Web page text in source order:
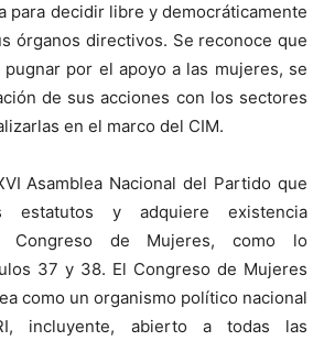
para decidir libre y democráticamente
órganos directivos. Se reconoce que
por el apoyo a las mujeres, se
de sus acciones con los sectores
en el marco del CIM.
Asamblea Nacional del Partido que
estatutos y adquiere existencia
Congreso de Mujeres, como lo
37 y 38. El Congreso de Mujeres
como un organismo político nacional
incluyente, abierto a todas las